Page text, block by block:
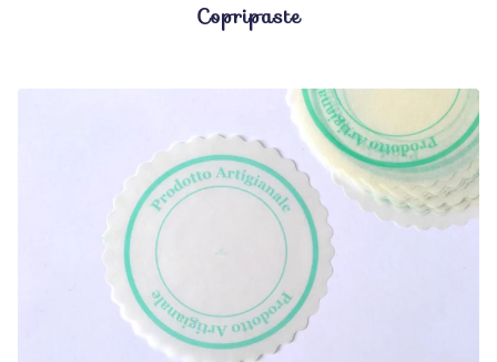
Copripaste